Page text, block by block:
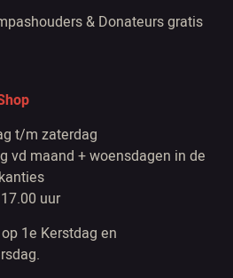
& Donateurs gratis
t/m zaterdag
vd maand + woensdagen in de
uur
1e Kerstdag en